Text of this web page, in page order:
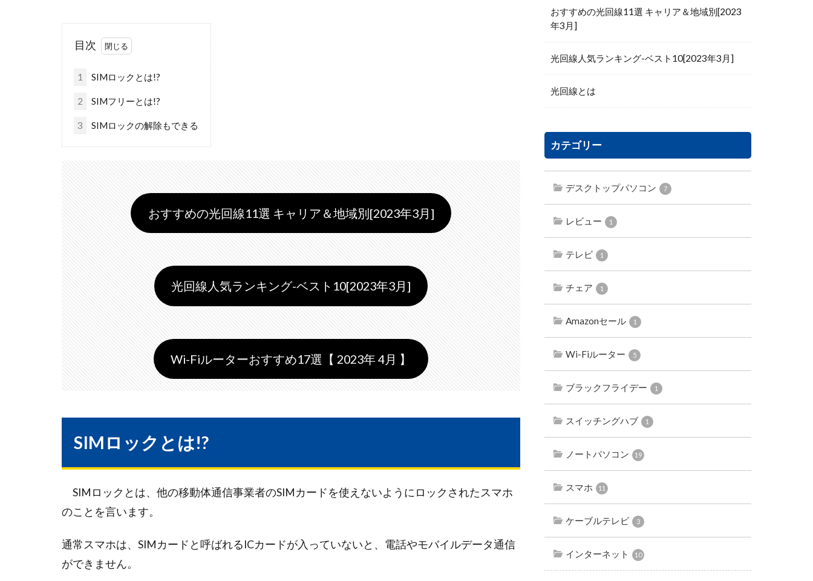
目次
1 SIMロックとは!?
2 SIMフリーとは!?
3 SIMロックの解除もできる
おすすめの光回線11選 キャリア＆地域別[2023年3月]
光回線人気ランキング-ベスト10[2023年3月]
Wi-Fiルーターおすすめ17選【 2023年 4月 】
SIMロックとは!?
SIMロックとは、他の移動体通信事業者のSIMカードを使えないようにロックされたスマホ
のことを言います。
通常スマホは、SIMカードと呼ばれるICカードが入っていないと、電話やモバイルデータ通信
ができません。
おすすめの光回線11選 キャリア＆地域別[2023
年3月]
光回線人気ランキング-ベスト10[2023年3月]
光回線とは
カテゴリー
デスクトップパソコン 7
レビュー 1
テレビ 1
チェア 1
Amazonセール 1
Wi-Fiルーター 5
ブラックフライデー 1
スイッチングハブ 1
ノートパソコン 19
スマホ 11
ケーブルテレビ 3
インターネット 10